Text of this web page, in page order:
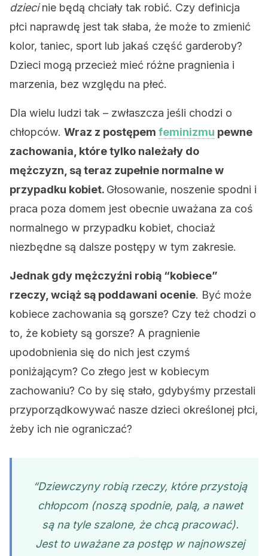
dziecinie będą chciały tak robić. Czy definicja
płci naprawdę jest tak słaba, że ​​może to zmienić
kolor, taniec, sport lub jakaś część garderoby?
Dzieci mogą przecież mieć różne pragnienia i
marzenia, bez względu na płeć.
Dla wielu ludzi tak – zwłaszcza jeśli chodzi o
chłopców. Wraz z postępem feminizmu pewne
zachowania, które tylko należały do ​​
mężczyzn, są teraz zupełnie normalne w
przypadku kobiet. Głosowanie, noszenie spodni i
praca poza domem jest obecnie uważana za coś
normalnego w przypadku kobiet, chociaż
niezbędne są dalsze postępy w tym zakresie.
Jednak gdy mężczyźni robią “kobiece”
rzeczy, wciąż są poddawani ocenie. Być może
kobiece zachowania są gorsze? Czy też chodzi o
to, że kobiety są gorsze? A pragnienie
upodobnienia się do nich jest czymś
poniżającym? Co złego jest w kobiecym
zachowaniu? Co by się stało, gdybyśmy przestali
przyporządkowywać nasze dzieci określonej płci,
żeby ich nie ograniczać?
“Dziewczyny robią rzeczy, które przystoją
chłopcom (noszą spodnie, palą, a nawet
są na tyle szalone, że chcą pracować).
Jest to uważane za postęp w najnowszej